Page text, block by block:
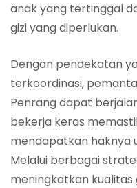
anak yang tertinggal
gizi yang diperlukan.
Dengan pendekatan
terkoordinasi,
Penrang dapat
bekerja keras
mendapatkan haknya
Melalui berbagai
meningkatkan